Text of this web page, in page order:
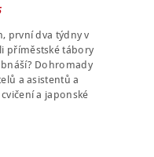
první dva týdny v
příměstské tábory
Dohromady
a asistentů a
a japonské